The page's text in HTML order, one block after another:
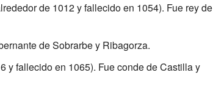
de 1012 y fallecido en 1054). Fue rey de
de Sobrarbe y Ribagorza.
y fallecido en 1065). Fue conde de Castilla y